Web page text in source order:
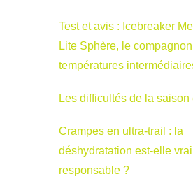
Test et avis : Icebreaker
Lite Sphère, le
températures
Les difficultés de la saison
Crampes en ultra-trail : la
déshydratation est-elle
responsable ?